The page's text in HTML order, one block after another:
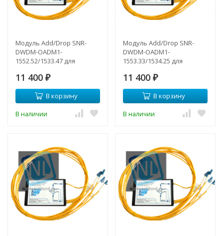
Модуль Add/Drop SNR-
DWDM-OADM1-
1552.52/1533.47 для
сетей
11 400 ₽
В корзину
В наличии
Модуль Add/Drop SNR-
DWDM-OADM1-
1553.33/1534.25 для
сетей
11 400 ₽
В корзину
В наличии